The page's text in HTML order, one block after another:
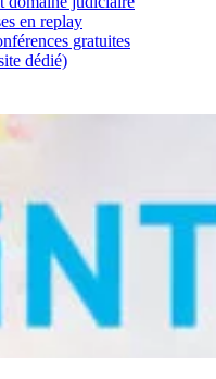
en replay
gratuites
dédié)